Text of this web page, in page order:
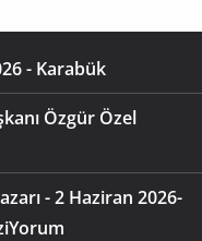
- Karabük
Özgür Özel
- 2 Haziran 2026-